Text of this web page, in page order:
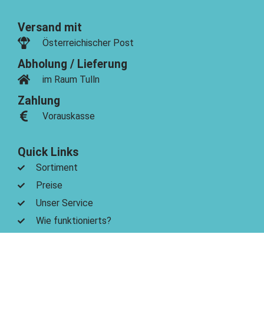
Versand mit
Österreichischer Post
Abholung / Lieferung
im Raum Tulln
Zahlung
Vorauskasse
Quick Links
Sortiment
Preise
Unser Service
Wie funktionierts?